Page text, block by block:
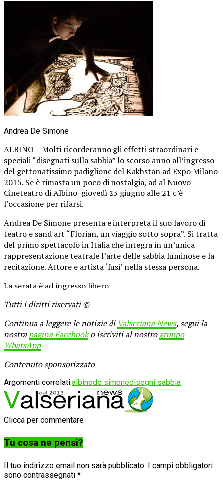
Andrea De Simone
ALBINO – Molti ricorderanno gli effetti straordinari e
speciali “disegnati sulla sabbia” lo scorso anno all’ingresso
del gettonatissimo padiglione del Kakhstan ad Expo Milano
2015. Se è rimasta un poco di nostalgia, ad al Nuovo
Cineteatro di Albino giovedì 23 giugno alle 21 c’è
l’occasione per rifarsi.
Andrea De Simone presenta e interpreta il suo lavoro di
teatro e sand art “Florian, un viaggio sotto sopra”. Si tratta
del primo spettacolo in Italia che integra in un’unica
rappresentazione teatrale l’arte delle sabbia luminose e la
recitazione. Attore e artista ‘fusi’ nella stessa persona.
La serata è ad ingresso libero.
Tutti i diritti riservati ©
Continua a leggere le notizie di Valseriana News, segui la
nostrapagina Facebooko iscriviti al nostrogruppo
WhatsApp
Contenuto sponsorizzato
Argomenti correlati:albinode simonedisegni sabbia
Clicca per commentare
Tu cosa ne pensi?
Il tuo indirizzo email non sarà pubblicato. I campi obbligatori
sono contrassegnati *